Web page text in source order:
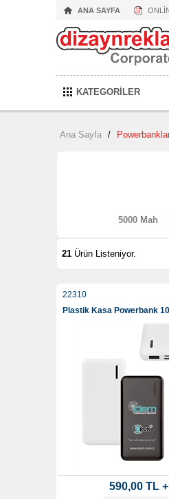
ANA SAYFA
KATEGORİLER
Ana Sayfa /
5000 Mah
21 Ürün Listeniyor.
22310
Plastik Kasa Powerbank
590,00 TL